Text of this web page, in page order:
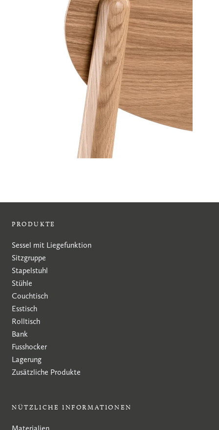
PRODUKTE
Sessel mit Liegefunktion
Sitzgruppe
Stapelstuhl
Stühle
Couchtisch
Esstisch
Rolltisch
Bank
Fusshocker
Lagerung
Zusätzliche Produkte
NÜTZLICHE INFORMATIONEN